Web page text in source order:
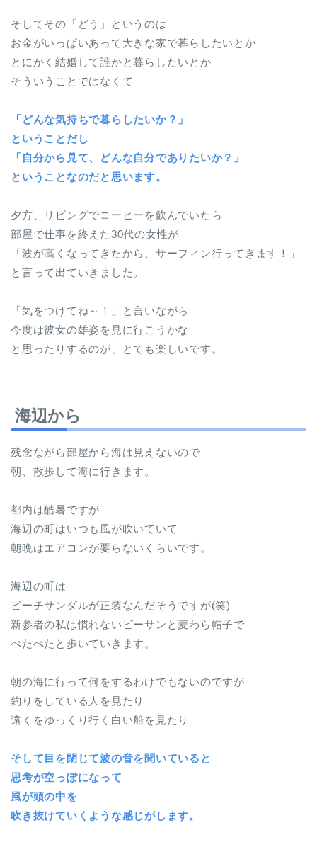
そしてその「どう」というのは
お金がいっぱいあって大きな家で暮らしたいとか
とにかく結婚して誰かと暮らしたいとか
そういうことではなくて
「どんな気持ちで暮らしたいか？」
ということだし
「自分から見て、どんな自分でありたいか？」
ということなのだと思います。
夕方、リビングでコーヒーを飲んでいたら
部屋で仕事を終えた30代の女性が
「波が高くなってきたから、サーフィン行ってきます！」
と言って出ていきました。
「気をつけてね～！」と言いながら
今度は彼女の雄姿を見に行こうかな
と思ったりするのが、とても楽しいです。
海辺から
残念ながら部屋から海は見えないので
朝、散歩して海に行きます。
都内は酷暑ですが
海辺の町はいつも風が吹いていて
朝晩はエアコンが要らないくらいです。
海辺の町は
ビーチサンダルが正装なんだそうですが(笑)
新参者の私は慣れないビーサンと麦わら帽子で
ぺたぺたと歩いていきます。
朝の海に行って何をするわけでもないのですが
釣りをしている人を見たり
遠くをゆっくり行く白い船を見たり
そして目を閉じて波の音を聞いていると
思考が空っぽになって
風が頭の中を
吹き抜けていくような感じがします。